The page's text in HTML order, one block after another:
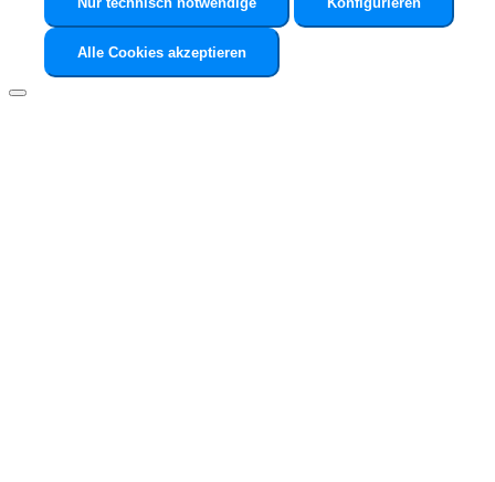
Alle Cookies akzeptieren